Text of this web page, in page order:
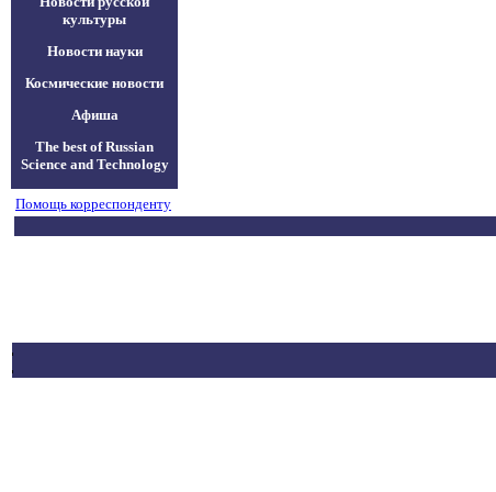
культуры
Новости науки
Космические новости
Афиша
The best of Russian
Science and Technology
Помощь корреспонденту